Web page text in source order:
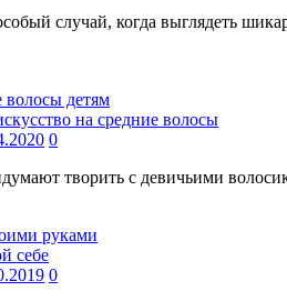
случай, когда выглядеть
на средние волосы
0
творить с девичьими
себе
0